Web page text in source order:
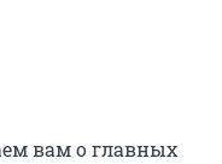
вам о главных